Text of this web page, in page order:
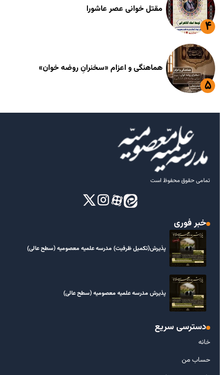
مقتل خوانی عصر عاشورا
هماهنگی و اعزام «سخنرانِ روضه خوان»
تمامی حقوق محفوظ است
خبر فوری
پذیرش(تکمیل ظرفیت) مدرسه علمیه معصومیه‌ (سطح عالی)
پذیرش مدرسه علمیه معصومیه‌ (سطح عالی)
دسترسی سریع
خانه
حساب من